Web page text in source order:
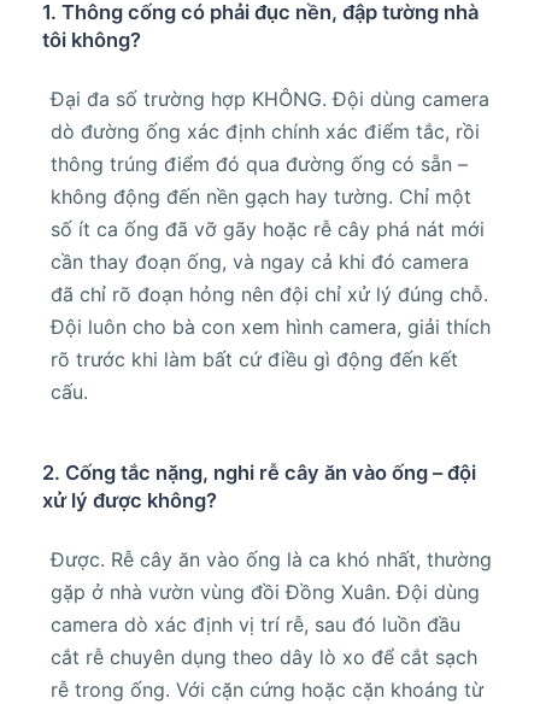
1. Thông cống có phải đục nền, đập tường nhà
tôi không?
Đại đa số trường hợp KHÔNG. Đội dùng camera
dò đường ống xác định chính xác điểm tắc, rồi
thông trúng điểm đó qua đường ống có sẵn –
không động đến nền gạch hay tường. Chỉ một
số ít ca ống đã vỡ gãy hoặc rễ cây phá nát mới
cần thay đoạn ống, và ngay cả khi đó camera
đã chỉ rõ đoạn hỏng nên đội chỉ xử lý đúng chỗ.
Đội luôn cho bà con xem hình camera, giải thích
rõ trước khi làm bất cứ điều gì động đến kết
cấu.
2. Cống tắc nặng, nghi rễ cây ăn vào ống – đội
xử lý được không?
Được. Rễ cây ăn vào ống là ca khó nhất, thường
gặp ở nhà vườn vùng đồi Đồng Xuân. Đội dùng
camera dò xác định vị trí rễ, sau đó luồn đầu
cắt rễ chuyên dụng theo dây lò xo để cắt sạch
rễ trong ống. Với cặn cứng hoặc cặn khoáng từ